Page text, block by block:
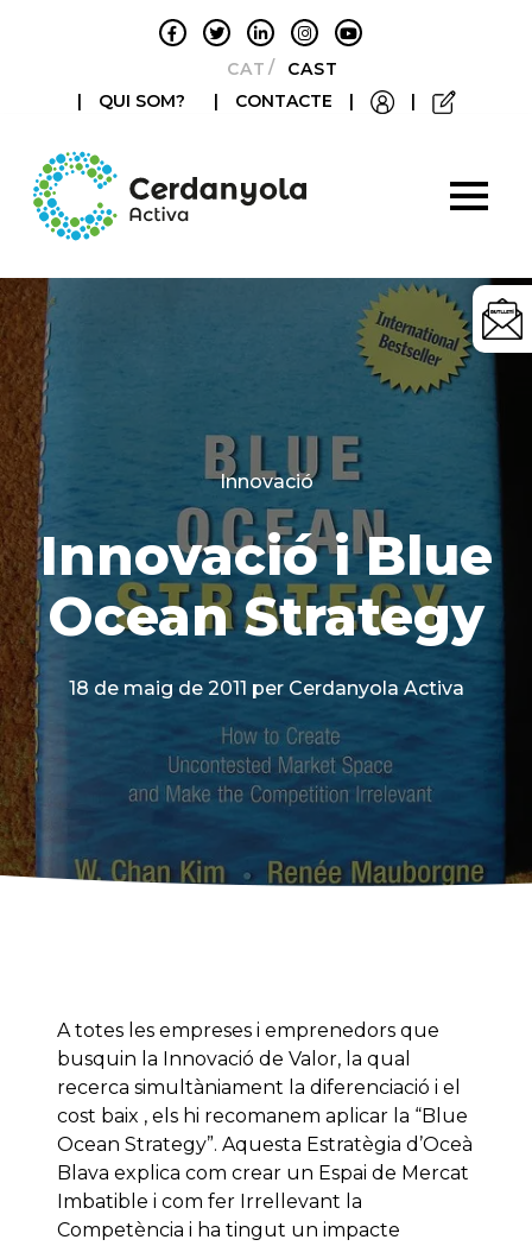
CATALÀCASTELLANO
|
QUI SOM? | CONTACTE | |
Categories
Innovació
Innovació i Blue
Ocean Strategy
18 de maig de 2011 per Cerdanyola Activa
A totes les empreses i emprenedors que
busquin la Innovació de Valor, la qual
recerca simultàniament la diferenciació i el
cost baix , els hi recomanem aplicar la “Blue
Ocean Strategy”. Aquesta Estratègia d’Oceà
Blava explica com crear un Espai de Mercat
Imbatible i com fer Irrellevant la
Competència i ha tingut un impacte